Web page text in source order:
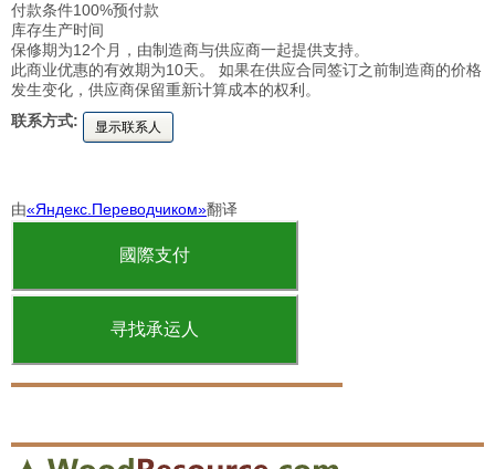
付款条件100%预付款
库存生产时间
保修期为12个月，由制造商与供应商一起提供支持。
此商业优惠的有效期为10天。 如果在供应合同签订之前制造商的价格
发生变化，供应商保留重新计算成本的权利。
联系方式:
显示联系人
由«Яндекс.Переводчиком»翻译
國際支付
寻找承运人